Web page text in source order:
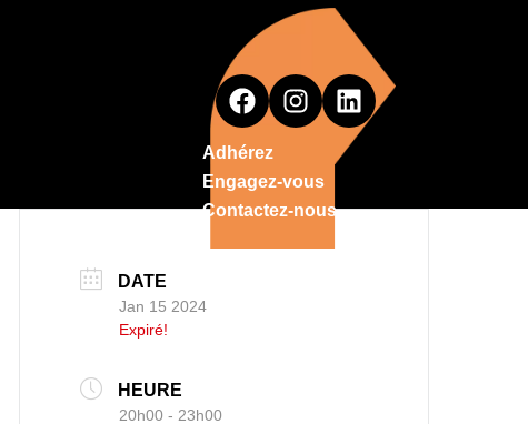
Adhérez
Engagez-vous
Contactez-nous
DATE
Jan 15 2024
Expiré!
HEURE
20h00 - 23h00